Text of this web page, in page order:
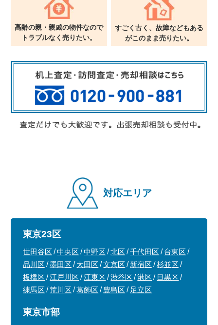
高齢の親・親戚の物件なので
トラブルなく売りたい。
すごく古く、故障などもある
がこのまま売りたい。
対応エリア
東京23区
世田谷区 中央区 中野区 北区 千代田区
台東区
品川区
墨田区 大田区 文京区 新宿区
杉並区
板橋区
江戸川区 江東区 渋谷区 港区
目黒区
練馬区
荒川区 葛飾区 豊島区 足立区
東京市部